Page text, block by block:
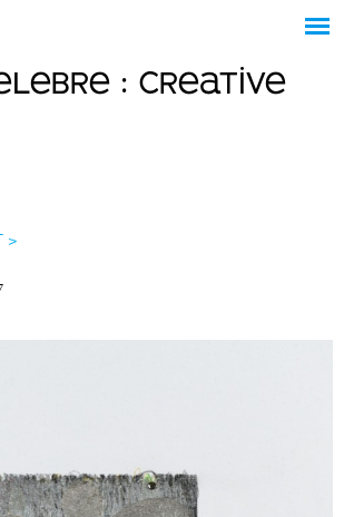
: creative
>